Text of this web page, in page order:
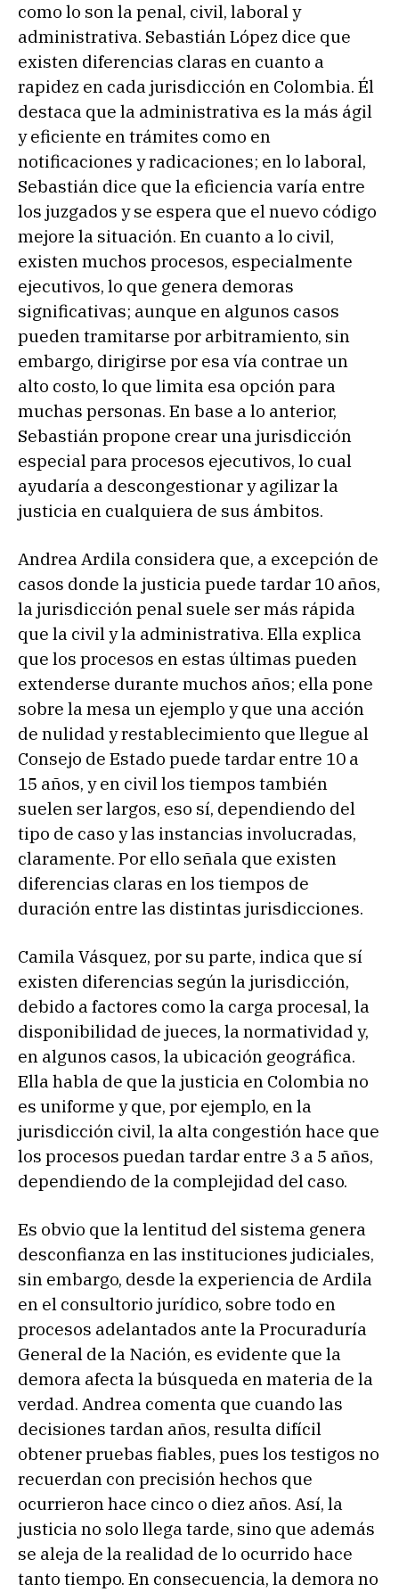
como lo son la penal, civil, laboral y
administrativa. Sebastián López dice que
existen diferencias claras en cuanto a
rapidez en cada jurisdicción en Colombia. Él
destaca que la administrativa es la más ágil
y eficiente en trámites como en
notificaciones y radicaciones; en lo laboral,
Sebastián dice que la eficiencia varía entre
los juzgados y se espera que el nuevo código
mejore la situación. En cuanto a lo civil,
existen muchos procesos, especialmente
ejecutivos, lo que genera demoras
significativas; aunque en algunos casos
pueden tramitarse por arbitramiento, sin
embargo, dirigirse por esa vía contrae un
alto costo, lo que limita esa opción para
muchas personas. En base a lo anterior,
Sebastián propone crear una jurisdicción
especial para procesos ejecutivos, lo cual
ayudaría a descongestionar y agilizar la
justicia en cualquiera de sus ámbitos.
Andrea Ardila considera que, a excepción de
casos donde la justicia puede tardar 10 años,
la jurisdicción penal suele ser más rápida
que la civil y la administrativa. Ella explica
que los procesos en estas últimas pueden
extenderse durante muchos años; ella pone
sobre la mesa un ejemplo y que una acción
de nulidad y restablecimiento que llegue al
Consejo de Estado puede tardar entre 10 a
15 años, y en civil los tiempos también
suelen ser largos, eso sí, dependiendo del
tipo de caso y las instancias involucradas,
claramente. Por ello señala que existen
diferencias claras en los tiempos de
duración entre las distintas jurisdicciones.
Camila Vásquez, por su parte, indica que sí
existen diferencias según la jurisdicción,
debido a factores como la carga procesal, la
disponibilidad de jueces, la normatividad y,
en algunos casos, la ubicación geográfica.
Ella habla de que la justicia en Colombia no
es uniforme y que, por ejemplo, en la
jurisdicción civil, la alta congestión hace que
los procesos puedan tardar entre 3 a 5 años,
dependiendo de la complejidad del caso.
Es obvio que la lentitud del sistema genera
desconfianza en las instituciones judiciales,
sin embargo, desde la experiencia de Ardila
en el consultorio jurídico, sobre todo en
procesos adelantados ante la Procuraduría
General de la Nación, es evidente que la
demora afecta la búsqueda en materia de la
verdad. Andrea comenta que cuando las
decisiones tardan años, resulta difícil
obtener pruebas fiables, pues los testigos no
recuerdan con precisión hechos que
ocurrieron hace cinco o diez años. Así, la
justicia no solo llega tarde, sino que además
se aleja de la realidad de lo ocurrido hace
tanto tiempo. En consecuencia, la demora no